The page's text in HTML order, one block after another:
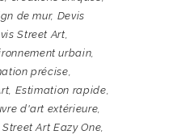
de mur, Devis
Street Art,
urbain,
précise,
, Estimation rapide,
d'art extérieure,
Street Art Eazy One,